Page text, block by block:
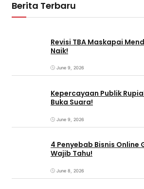
Berita Terbaru
Revisi TBA Maskapai
Naik!
June 9, 2026
Kepercayaan Publik
Buka Suara!
June 9, 2026
4 Penyebab Bisnis Online
Wajib Tahu!
June 8, 2026